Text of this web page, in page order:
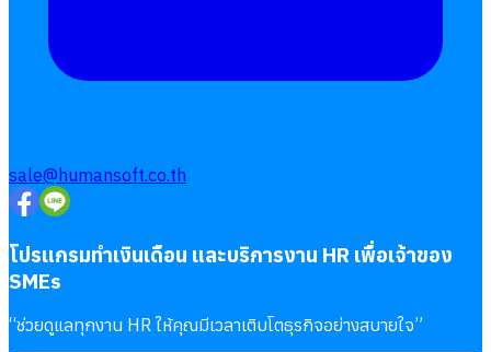
sale@humansoft.co.th
โปรแกรมทำเงินเดือน และบริการงาน HR เพื่อเจ้าของ
SMEs
“ช่วยดูแลทุกงาน HR ให้คุณมีเวลาเติบโตธุรกิจอย่างสบายใจ”